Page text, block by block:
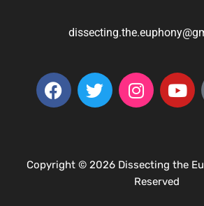
Copyright © 2026 Dissecting the
Reserved